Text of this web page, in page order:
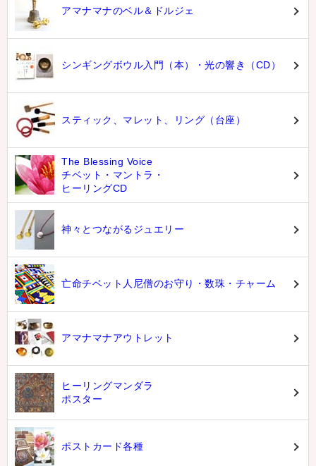
アマナマナのベル＆ドルジェ
シンギングボウル入門（本）・光の響き（CD）
スティック、マレット、リング（台座）
The Blessing Voice
チベット・マントラ・
ヒーリングCD
神々とつながるジュエリー
亡命チベット人尼僧のお守り・数珠・チャーム
アマナマナアウトレット
ヒーリングマンダラ
ポスター
ポストカード各種